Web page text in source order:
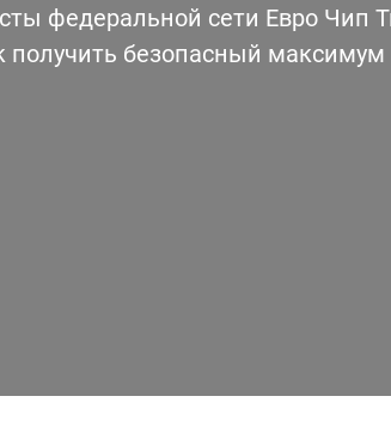
федеральной сети Евро Чип
получить безопасный